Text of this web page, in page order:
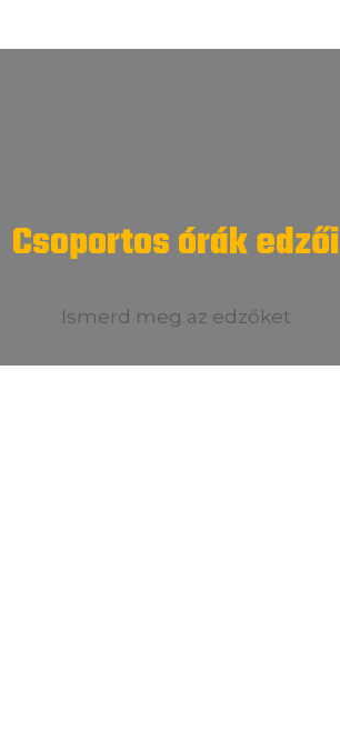
Csoportos órák edzői
Ismerd meg az edzőket